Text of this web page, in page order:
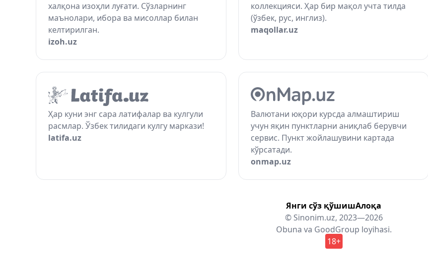
халқона изоҳли луғати. Сўзларнинг
маънолари, ибора ва мисоллар билан
келтирилган.
izoh.uz
коллекцияси. Ҳар бир мақол учта тилда
(ўзбек, рус, инглиз).
maqollar.uz
Ҳар куни энг сара латифалар ва кулгули
расмлар. Ўзбек тилидаги кулгу маркази!
latifa.uz
Валютани юқори курсда алмаштириш
учун яқин пунктларни аниқлаб берувчи
сервис. Пункт жойлашувини картада
кўрсатади.
onmap.uz
Янги сўз қўшишАлоқа
© Sinonim.uz, 2023—2026
Obuna va GoodGroup loyihasi.
18+